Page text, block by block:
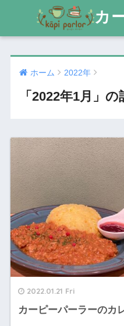
カ
ホーム 2022年
「2022年1月」
2022.01.21 Fri
カーピーパーラーのカ